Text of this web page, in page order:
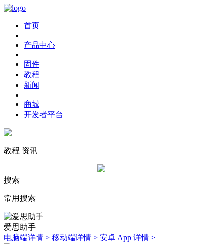
首页
产品中心
固件
教程
新闻
商城
开发者平台
教程 资讯
搜索
常用搜索
爱思助手
电脑端详情 > 移动端详情 > 安卓 App 详情 >